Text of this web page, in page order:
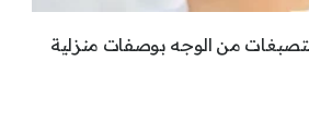
من الوجه بوصفات منزلية